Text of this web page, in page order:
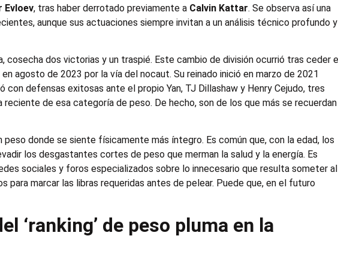
Evloev, tras haber derrotado previamente a Calvin Kattar. Se observa así una
aunque sus actuaciones siempre invitan a un análisis técnico profundo y
cosecha dos victorias y un traspié. Este cambio de división ocurrió tras ceder
agosto de 2023 por la vía del nocaut. Su reinado inició en marzo de 2021
con defensas exitosas ante el propio Yan, TJ Dillashaw y Henry Cejudo, tres
reciente de esa categoría de peso. De hecho, son de los que más se recuerdan
donde se siente físicamente más íntegro. Es común que, con la edad, los
los desgastantes cortes de peso que merman la salud y la energía. Es
sociales y foros especializados sobre lo innecesario que resulta someter al
para marcar las libras requeridas antes de pelear. Puede que, en el futuro
‘ranking’ de peso pluma en la